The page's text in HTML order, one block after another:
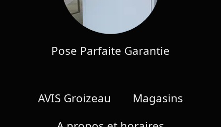
Pose Parfaite Garantie
AVIS Groizeau
Magasins